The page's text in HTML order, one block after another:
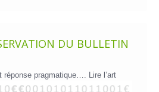
DU BULLETIN
réponse pragmatique…. Lire l’art